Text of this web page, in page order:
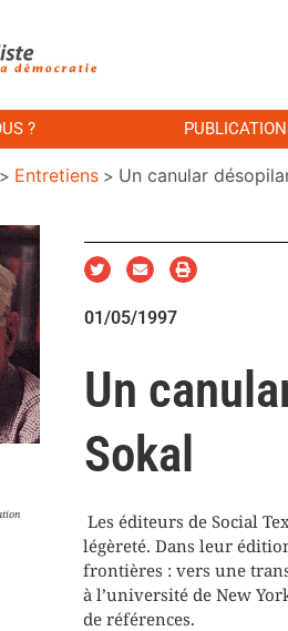
?
> Entretiens > Un canular
01/05/1997
Un
Sokal
Les éditeurs de Social
légèreté. Dans leur
frontières : vers une
à l’université de New
de références.